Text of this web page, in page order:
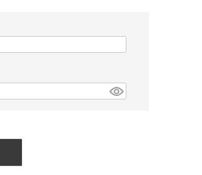
ランタン/ライト
キッチン
その他の取扱ブランド一覧はこちら